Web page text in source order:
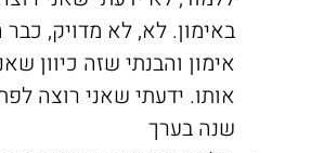
באימון. לא, לא מדויק,
אימון והבנתי שזה כיוון
אותו. ידעתי שאני רוצה
שנה בערך